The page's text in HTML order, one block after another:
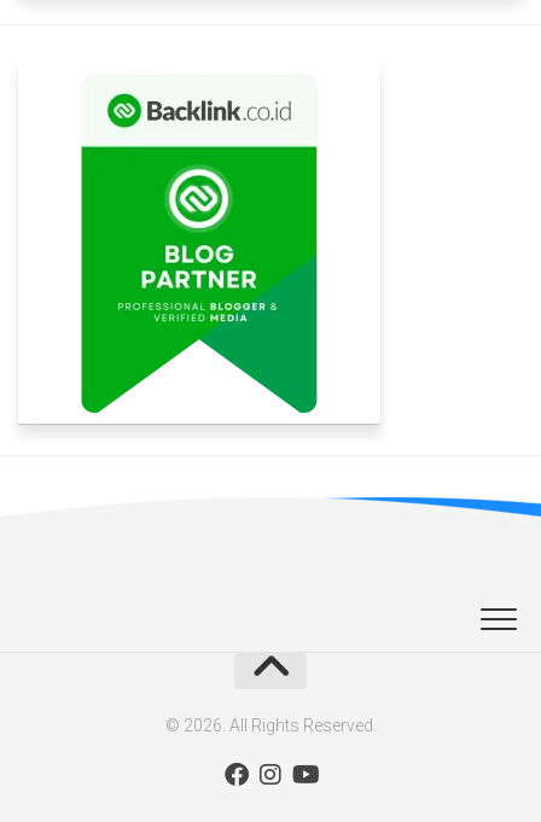
© 2026. All Rights Reserved.